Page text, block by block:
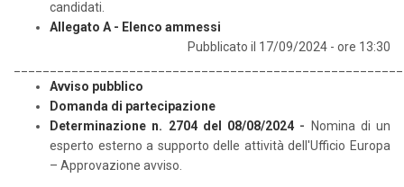
candidati.
Allegato A - Elenco ammessi
Pubblicato il 17/09/2024 - ore 13:30
Avviso pubblico
Domanda di partecipazione
Determinazione n. 2704 del 08/08/2024 -
Nomina di un
esperto esterno a supporto delle attività dell'Ufficio Europa
– Approvazione avviso.